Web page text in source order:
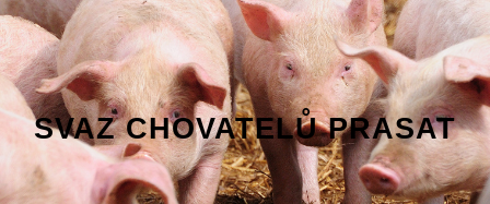
SVAZ CHOVATELŮ PRASAT